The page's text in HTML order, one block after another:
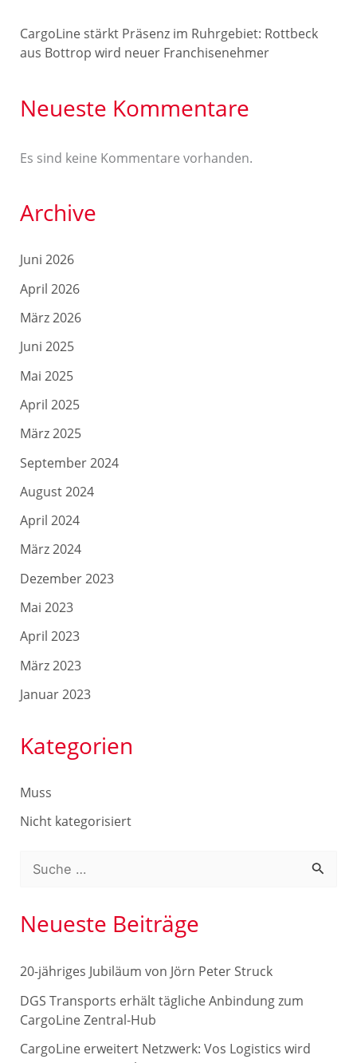
CargoLine stärkt Präsenz im Ruhrgebiet: Rottbeck
aus Bottrop wird neuer Franchisenehmer
Neueste Kommentare
Es sind keine Kommentare vorhanden.
Archive
Juni 2026
April 2026
März 2026
Juni 2025
Mai 2025
April 2025
März 2025
September 2024
August 2024
April 2024
März 2024
Dezember 2023
Mai 2023
April 2023
März 2023
Januar 2023
Kategorien
Muss
Nicht kategorisiert
c
e
n
a
Neueste Beiträge
20-jähriges Jubiläum von Jörn Peter Struck
DGS Transports erhält tägliche Anbindung zum
CargoLine Zentral-Hub
CargoLine erweitert Netzwerk: Vos Logistics wird